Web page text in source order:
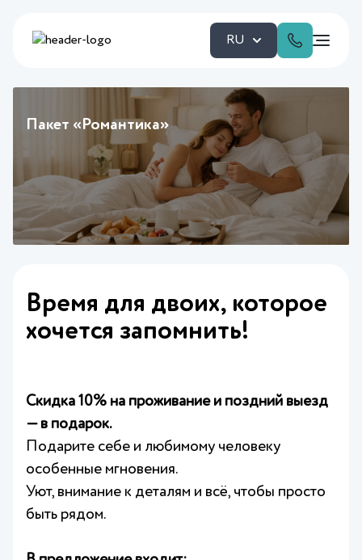
RU
Пакет «Романтика»
Время для двоих, которое
хочется запомнить!
Скидка 10% на проживание и поздний выезд
— в подарок.
Подарите себе и любимому человеку
особенные мгновения.
Уют, внимание к деталям и всё, чтобы просто
быть рядом.